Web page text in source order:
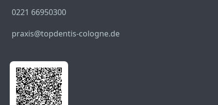
0221 66950300
praxis@topdentis-cologne.de